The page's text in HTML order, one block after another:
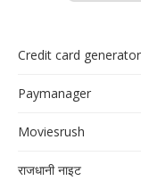
Credit card
Paymanager
Moviesrush
राजधानी नाइट